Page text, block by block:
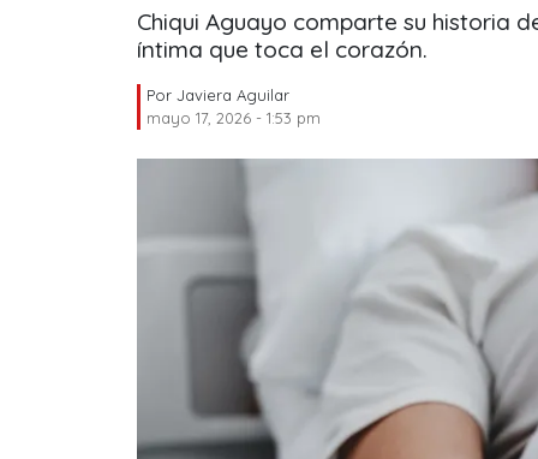
Chiqui Aguayo comparte su historia
íntima que toca el corazón.
Por Javiera Aguilar
mayo 17, 2026 - 1:53 pm